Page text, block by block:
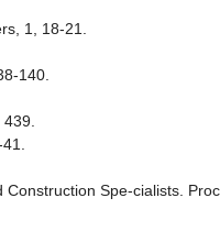
1, 18-21.
140.
Spe-cialists.